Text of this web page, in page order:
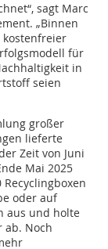
sagt Marc
„Binnen
kostenfreier
für
in
seien
großer
lieferte
Zeit von Juni
Mai 2025
Recyclingboxen
oder auf
aus und holte
ab. Noch